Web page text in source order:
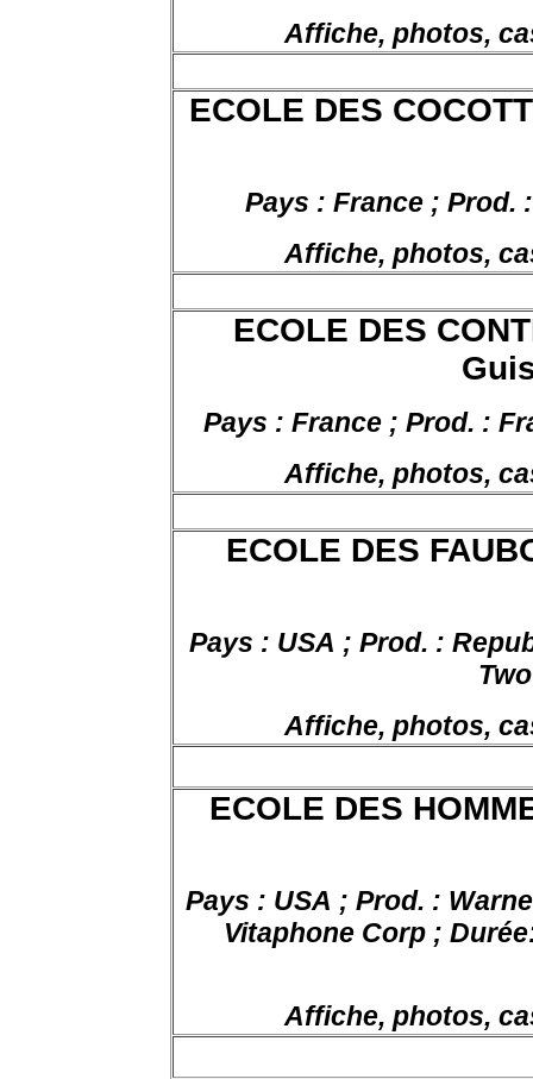
Affiche, photos,
ECOLE DES
Pays : France ; Prod.
Affiche, photos,
ECOLE DES
Pays : France ; Prod. :
Affiche, photos,
ECOLE DES
Pays : USA ; Prod. :
Affiche, photos,
ECOLE DES
Pays : USA ; Prod. :
VitaphoneCorp ;
Affiche, photos,